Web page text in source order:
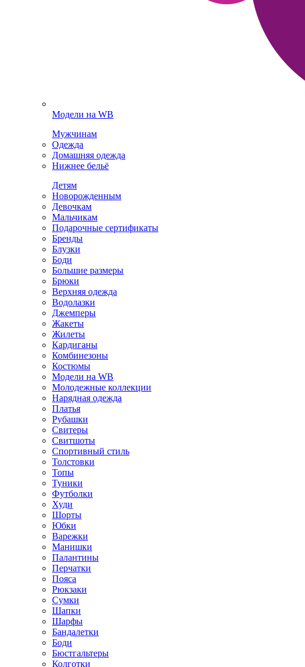
Модели на WB
Мужчинам
Одежда
Домашняя одежда
Нижнее бельё
Детям
Новорожденным
Девочкам
Мальчикам
Подарочные сертификаты
Бренды
Блузки
Боди
Большие размеры
Брюки
Верхняя одежда
Водолазки
Джемперы
Жакеты
Жилеты
Кардиганы
Комбинезоны
Костюмы
Модели на WB
Молодежные коллекции
Нарядная одежда
Платья
Рубашки
Свитеры
Свитшоты
Спортивный стиль
Толстовки
Топы
Туники
Футболки
Худи
Шорты
Юбки
Варежки
Манишки
Палантины
Перчатки
Пояса
Рюкзаки
Сумки
Шапки
Шарфы
Бандалетки
Боди
Бюстгальтеры
Колготки